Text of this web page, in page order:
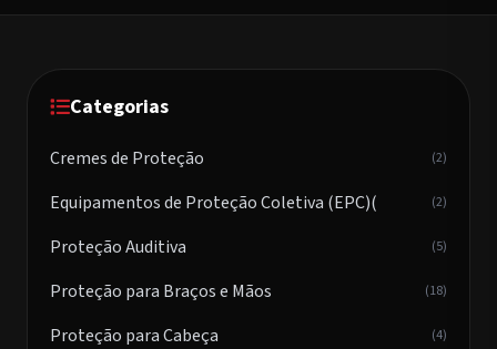
Categorias
Cremes de Proteção (2)
Equipamentos de Proteção Coletiva (EPC)( (2)
Proteção Auditiva (5)
Proteção para Braços e Mãos (18)
Proteção para Cabeça (4)